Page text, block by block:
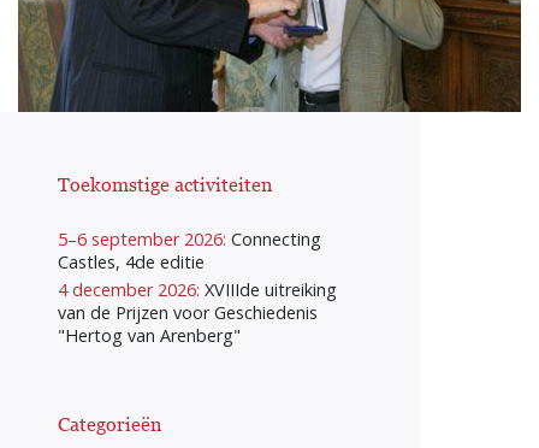
Toekomstige activiteiten
5–6 september 2026: Connecting
Castles, 4de editie
4 december 2026: XVIIIde uitreiking
van de Prijzen voor Geschiedenis
"Hertog van Arenberg"
Categorieën